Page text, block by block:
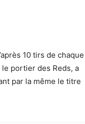
10 tirs de chaque
portier des Reds, a
par la même le titre